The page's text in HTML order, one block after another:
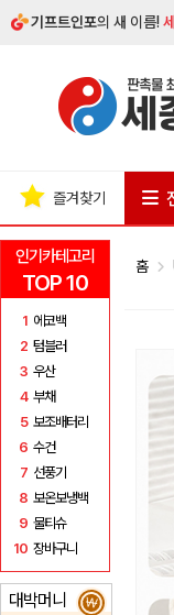
기프트인포의 새 이름!
인기카테고리
TOP 10
1 에코백
2 텀블러
3 우산
4 부채
5 보조배터리
6 수건
7 선풍기
8 보온보냉백
9 물티슈
10 장바구니
대박머니 ₩
즐겨찾기
홈